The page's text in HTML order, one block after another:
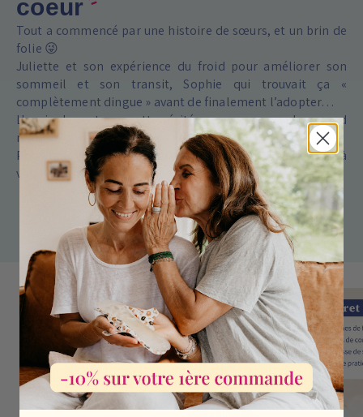
coeur
Tout a commencé par une histoire de sœurs, et un brin de
folie 😜
Juliette et son expérience du froid pour améliorer son
sommeil et son transit, Sophie qui trouvait ça «
complètement dingue » avant de finalement l’adopter…
L'envie de partager cette vérité peu connue au plus grand
nombre et de proposer LE coffret idéal.
Pour que vous puissiez profiter des bienfaits du froid à
votre rythme, selon vos envies et vos besoins.
Notre histoire